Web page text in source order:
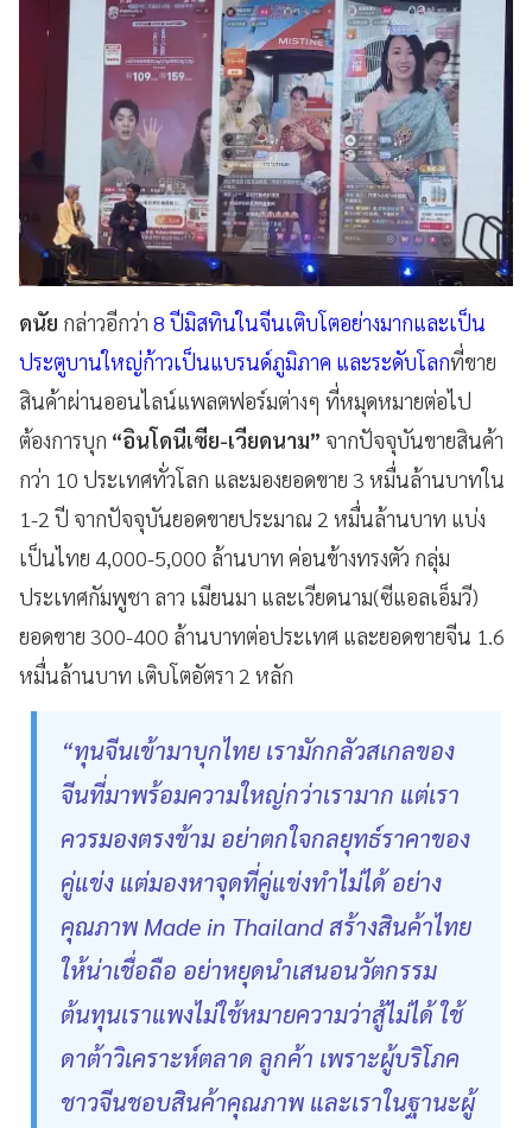
ดนัย กล่าวอีกว่า 8 ปีมิสทินในจีนเติบโตอย่างมากและเป็น
ประตูบานใหญ่ก้าวเป็นแบรนด์ภูมิภาค และระดับโลกที่ขาย
สินค้าผ่านออนไลน์แพลตฟอร์มต่างๆ ที่หมุดหมายต่อไป
ต้องการบุก “อินโดนีเซีย-เวียดนาม” จากปัจจุบันขายสินค้า
กว่า 10 ประเทศทั่วโลก และมองยอดขาย 3 หมื่นล้านบาทใน
1-2 ปี จากปัจจุบันยอดขายประมาณ 2 หมื่นล้านบาท แบ่ง
เป็นไทย 4,000-5,000 ล้านบาท ค่อนข้างทรงตัว กลุ่ม
ประเทศกัมพูชา ลาว เมียนมา และเวียดนาม(ซีแอลเอ็มวี)
ยอดขาย 300-400 ล้านบาทต่อประเทศ และยอดขายจีน 1.6
หมื่นล้านบาท เติบโตอัตรา 2 หลัก
“ทุนจีนเข้ามาบุกไทย เรามักกลัวสเกลของ
จีนที่มาพร้อมความใหญ่กว่าเรามาก แต่เรา
ควรมองตรงข้าม อย่าตกใจกลยุทธ์ราคาของ
คู่แข่ง แต่มองหาจุดที่คู่แข่งทำไม่ได้ อย่าง
คุณภาพ Made in Thailand สร้างสินค้าไทย
ให้น่าเชื่อถือ อย่าหยุดนำเสนอนวัตกรรม
ต้นทุนเราแพงไม่ใช้หมายความว่าสู้ไม่ได้ ใช้
ดาต้าวิเคราะห์ตลาด ลูกค้า เพราะผู้บริโภค
ชาวจีนชอบสินค้าคุณภาพ และเราในฐานะผู้